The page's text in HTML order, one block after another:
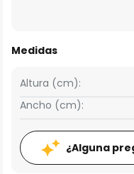
Medidas
Ancho (cm):
Altura (cm):
¿Alguna